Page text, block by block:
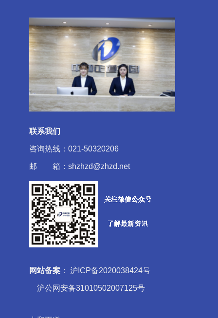
联系我们
咨询热线：021-50320206
邮 箱：shzhzd@zhzd.net
网站备案 ： 沪ICP备2020038424号
沪公网安备31010502007125号